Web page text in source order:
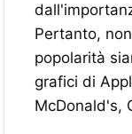
Pertanto,
popolarità
grafici di
McDonald's,